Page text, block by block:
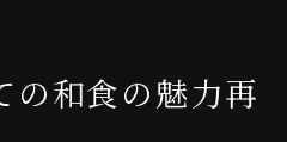
の和食の魅力再